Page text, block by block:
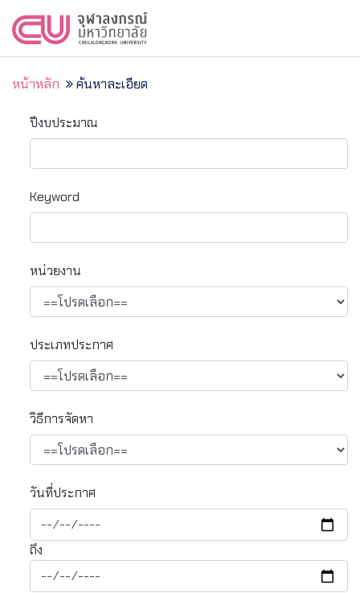
หน้าหลัก ค้นหาละเอียด
ปีงบประมาณ
Keyword
หน่วยงาน
ประเภทประกาศ
วิธีการจัดหา
วันที่ประกาศ
ถึง